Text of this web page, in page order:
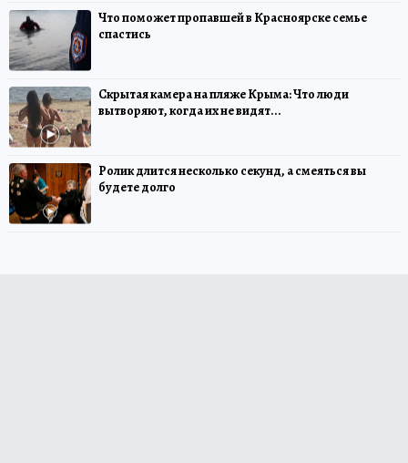
Что поможет пропавшей в Красноярске семье
спастись
Скрытая камера на пляже Крыма: Что люди
вытворяют, когда их не видят...
Ролик длится несколько секунд, а смеяться вы
будете долго